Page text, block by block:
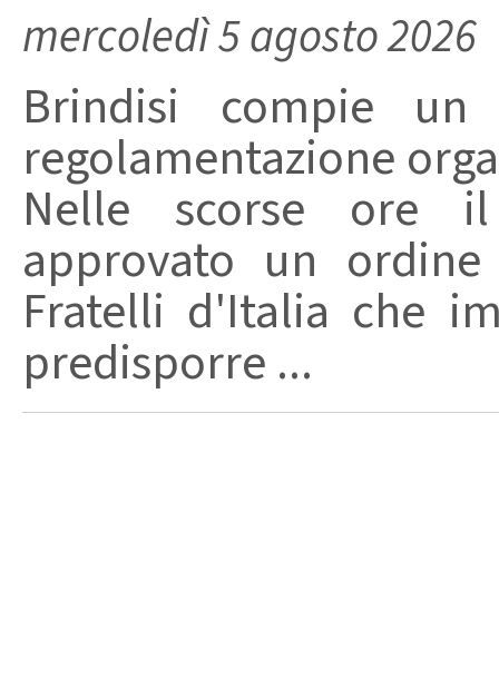
mercoledì 5 agosto 2026
Brindisi compie
regolamentazione
Nelle scorse ore
approvato un
Fratelli d'Italia che
predisporre ...